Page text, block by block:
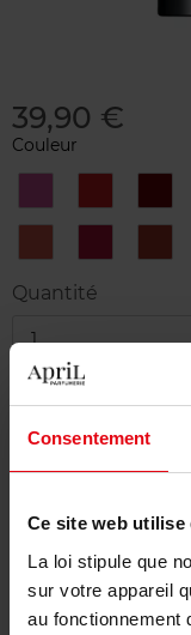
Consentement
Ce site web utilise
La loi stipule que
sur votre appareil
au fonctionnement
39,90 €
Couleur
HitoeumeSoubi
HazemomijiUtsuroikiku
Quantité
1
Livraison
Cet article n'est
Livraison
Retour gratuit